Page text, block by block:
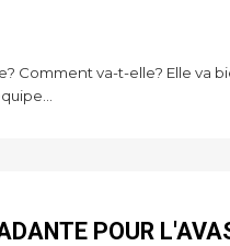
Comment va-t-elle? Elle va
POUR